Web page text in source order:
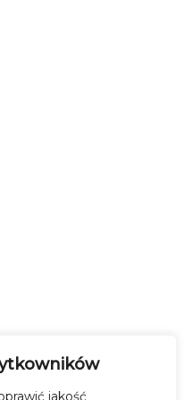
jakość